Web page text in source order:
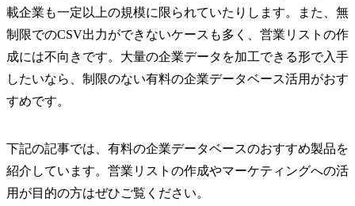
載企業も一定以上の規模に限られていたりします。また、無
制限でのCSV出力ができないケースも多く、営業リストの作
成には不向きです。大量の企業データを加工できる形で入手
したいなら、制限のない有料の企業データベース活用がおす
すめです。
下記の記事では、有料の企業データベースのおすすめ製品を
紹介しています。営業リストの作成やマーケティングへの活
用が目的の方はぜひご覧ください。